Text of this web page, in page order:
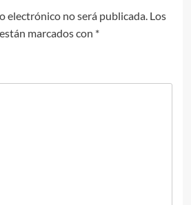
electrónico no será publicada. Los
marcados con *